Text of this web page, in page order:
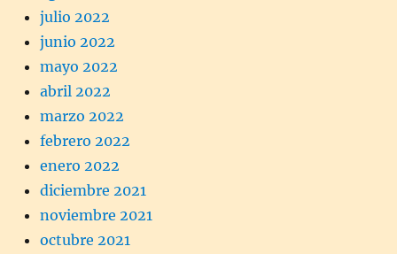
julio 2022
junio 2022
mayo 2022
abril 2022
marzo 2022
febrero 2022
enero 2022
diciembre 2021
noviembre 2021
octubre 2021